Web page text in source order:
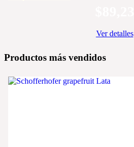
Ver detalles
Productos más vendidos